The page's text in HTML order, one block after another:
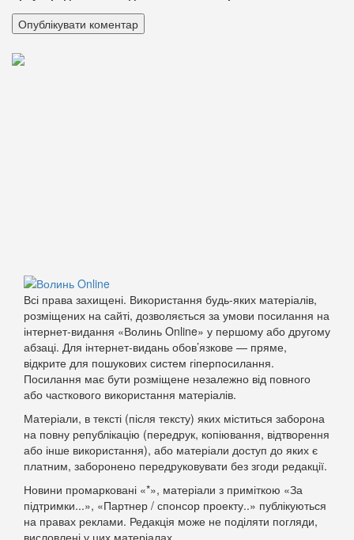
Всі права захищені. Використання будь-яких матеріалів,
розміщених на сайті, дозволяється за умови посилання на
інтернет-видання «Волинь Online» у першому або другому
абзаці. Для інтернет-видань обов’язкове — пряме,
відкрите для пошукових систем гіперпосилання.
Посилання має бути розміщене незалежно від повного
або часткового використання матеріалів.
Матеріали, в тексті (після тексту) яких міститься заборона
на повну републікацію (передрук, копіювання, відтворення
або інше використання), або матеріали доступ до яких є
платним, заборонено передруковувати без згоди редакції.
Новини промарковані «*», матеріали з приміткою «За
підтримки...», «Партнер / спонсор проекту..» публікуються
на правах реклами. Редакція може не поділяти погляди,
висловлені у цих матеріалах.